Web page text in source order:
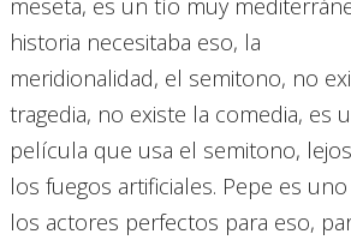
meseta, es un tío muy
historia necesitaba eso, la
meridionalidad, el semitono, no
tragedia, no existe la comedia, es
película que usa el semitono,
los fuegos artificiales. Pepe es
los actores perfectos para eso,